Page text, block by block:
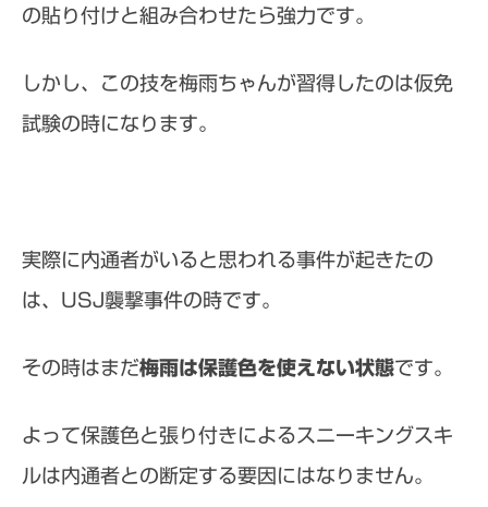
の貼り付けと組み合わせたら強力です。
しかし、この技を梅雨ちゃんが習得したのは仮免
試験の時になります。
実際に内通者がいると思われる事件が起きたの
は、USJ襲撃事件の時です。
その時はまだ梅雨は保護色を使えない状態です。
よって保護色と張り付きによるスニーキングスキ
ルは内通者との断定する要因にはなりません。